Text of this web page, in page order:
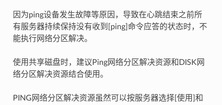
因为ping设备发生故障等原因，导致在心跳结束之前所
有服务器持续保持没有收到[ping]命令应答的状态时，不
能执行网络分区解决。
使用共享磁盘时，建议Ping网络分区解决资源和DISK网
络分区解决资源结合使用。
PING网络分区解决资源虽然可以按服务器选择[使用]和